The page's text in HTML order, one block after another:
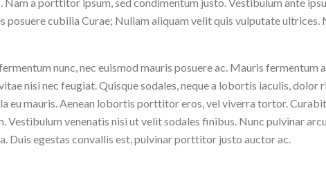
posuere cubilia Curae; Nullam aliquam velit quis vulputate ultrices.
nunc, nec euismod mauris posuere ac. Mauris fermentum
nisi nec feugiat. Quisque sodales, neque a lobortis iaculis, dolor
eu mauris. Aenean lobortis porttitor eros, vel viverra tortor.
Vestibulum venenatis nisi ut velit sodales finibus. Nunc pulvinar
Duis egestas convallis est, pulvinar porttitor justo auctor ac.